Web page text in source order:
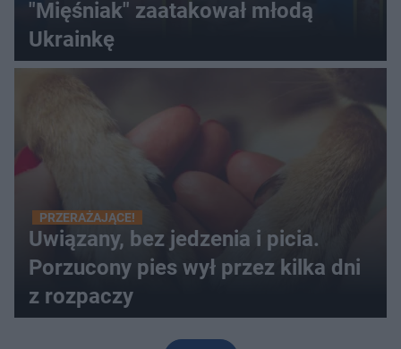
"Mięśniak" zaatakował młodą
Ukrainkę
PRZERAŻAJĄCE!
Uwiązany, bez jedzenia i picia.
Porzucony pies wył przez kilka dni
z rozpaczy